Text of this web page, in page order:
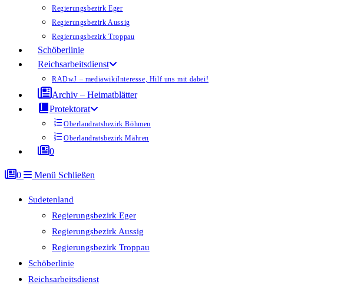
Regierungsbezirk Eger
Regierungsbezirk Aussig
Regierungsbezirk Troppau
Schöberlinie
Reichsarbeitsdienst
RADwJ – mediawikiInteresse, Hilf uns mit dabei!
Archiv – Heimatblätter
Protektorat
Oberlandratsbezirk Böhmen
Oberlandratsbezirk Mähren
0
0 Menü Schließen
Sudetenland
Regierungsbezirk Eger
Regierungsbezirk Aussig
Regierungsbezirk Troppau
Schöberlinie
Reichsarbeitsdienst